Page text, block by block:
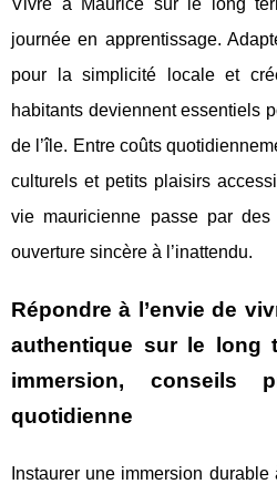
journée en apprentissage.
pour la simplicité locale et
habitants deviennent essentiels
de l’île. Entre coûts
culturels et petits plaisirs
vie mauricienne passe par
ouverture sincère à l’inattendu.
Répondre à l’envie de
authentique sur le long
immersion, conseils
quotidienne
Instaurer une immersion